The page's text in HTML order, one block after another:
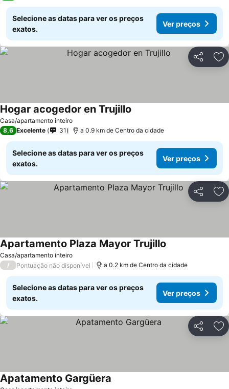
Selecione as datas para ver os preços
exatos.
Ver preços
Partilhar
Casa/apartamento inteiro
Hogar acogedor en Trujillo
8,6 Excelente 31 a 0.9 km de Centro da cidade
Selecione as datas para ver os preços
exatos.
Ver preços
Partilhar
Casa/apartamento inteiro
Apartamento Plaza Mayor Trujillo
/ Pontuação não disponível a 0.2 km de Centro da cidade
Selecione as datas para ver os preços
exatos.
Ver preços
Partilhar
Apatamento Gargüera